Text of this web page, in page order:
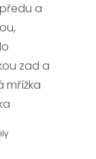
a
zad a
mřížka